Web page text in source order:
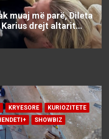
muaj më parë, Dileta
drejt altarit…
KRYESORE
KURIOZITETE
SHOWBIZ